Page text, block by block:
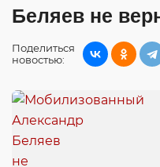
Беляев не
Поделиться
новостью: